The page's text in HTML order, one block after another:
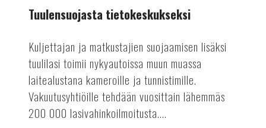
Tuulensuojasta tietokeskukseksi
Kuljettajan ja matkustajien suojaamisen lisäksi
tuulilasi toimii nykyautoissa muun muassa
laitealustana kameroille ja tunnistimille.
Vakuutusyhtiöille tehdään vuosittain lähemmäs
200 000 lasivahinkoilmoitusta....